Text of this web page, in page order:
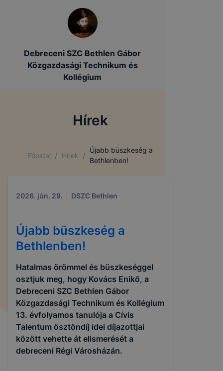
Debreceni SZC Bethlen Gábor
Közgazdasági Technikum és
Kollégium
Hírek
Főoldal / Hírek /
Újabb büszkeség a
Bethlenben!
2026. jún. 29. DSZC Bethlen
Újabb büszkeség a
Bethlenben!
Hatalmas örömmel és büszkeséggel
osztjuk meg, hogy Kovács Enikő, a
Debreceni SZC Bethlen Gábor
Közgazdasági Technikum és Kollégium
13. évfolyamos tanulója a Cívis
Talentum ösztöndíj idei díjazottjai
között vehette át elismerését a
debreceni Régi Városházán.